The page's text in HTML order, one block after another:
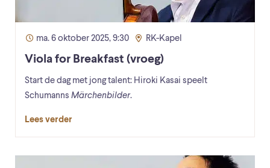
ma. 6 oktober 2025, 9:30 RK-Kapel
Viola for Breakfast (vroeg)
Start de dag met jong talent: Hiroki Kasai speelt
Schumanns Märchenbilder.
Lees verder